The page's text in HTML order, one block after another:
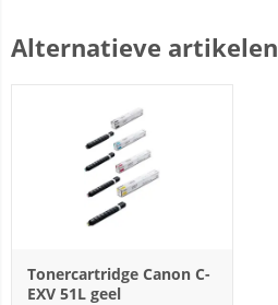
Alternatieve artikelen
Tonercartridge Canon C-
EXV 51L geel